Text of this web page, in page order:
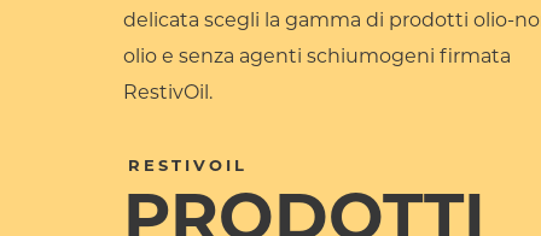
delicata scegli la gamma di prodotti olio-
olio e senza agenti schiumogeni firmata
RestivOil.
RESTIVOIL